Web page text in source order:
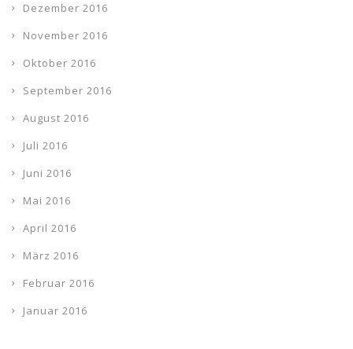
Dezember 2016
November 2016
Oktober 2016
September 2016
August 2016
Juli 2016
Juni 2016
Mai 2016
April 2016
März 2016
Februar 2016
Januar 2016